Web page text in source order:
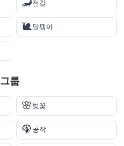
🦂전갈
🐌달팽이
그룹
🌸벚꽃
🦚공작